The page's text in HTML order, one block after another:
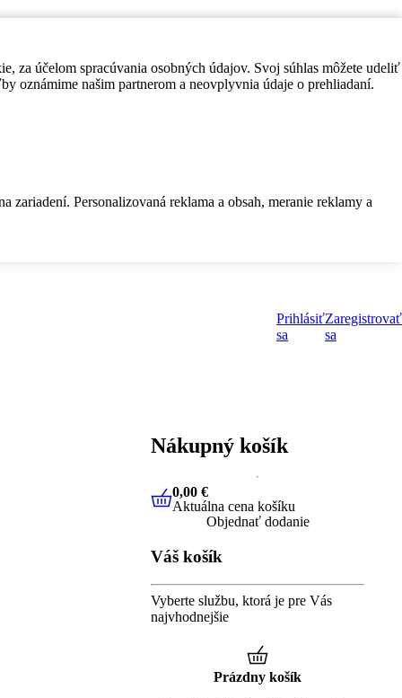
za účelom spracúvania osobných údajov. Svoj súhlas môžete udeliť
oznámime našim partnerom a neovplyvnia údaje o prehliadaní.
Personalizovaná reklama a obsah, meranie reklamy a
Prihlásiť
sa
Zaregistrovať
sa
Nákupný košík
0,00 €Aktuálna cena košíku
0,00 €
Aktuálna cena košíku
Objednať dodanie
Váš košík
Vyberte službu, ktorá je pre Vás
najvhodnejšie
Prázdny košík